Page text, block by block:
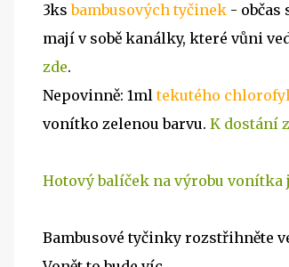
3ksbambusových tyčinek - občas
mají v sobě kanálky, které vůni
zde.
Nepovinně: 1mltekutého
vonítko zelenou barvu. K dostání
Hotový balíček na výrobu vonítka
Bambusové tyčinky rozstřihněte